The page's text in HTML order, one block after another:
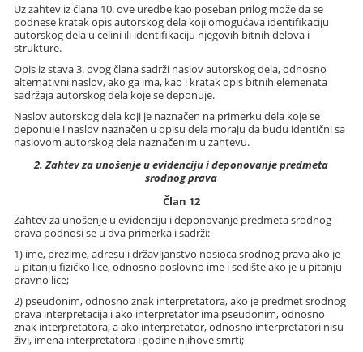
Uz zahtev iz člana 10. ove uredbe kao poseban prilog može da se
podnese kratak opis autorskog dela koji omogućava identifikaciju
autorskog dela u celini ili identifikaciju njegovih bitnih delova i
strukture.
Opis iz stava 3. ovog člana sadrži naslov autorskog dela, odnosno
alternativni naslov, ako ga ima, kao i kratak opis bitnih elemenata
sadržaja autorskog dela koje se deponuje.
Naslov autorskog dela koji je naznačen na primerku dela koje se
deponuje i naslov naznačen u opisu dela moraju da budu identični sa
naslovom autorskog dela naznačenim u zahtevu.
2. Zahtev za unošenje u evidenciju i deponovanje predmeta
srodnog prava
Član 12
Zahtev za unošenje u evidenciju i deponovanje predmeta srodnog
prava podnosi se u dva primerka i sadrži:
1) ime, prezime, adresu i državljanstvo nosioca srodnog prava ako je
u pitanju fizičko lice, odnosno poslovno ime i sedište ako je u pitanju
pravno lice;
2) pseudonim, odnosno znak interpretatora, ako je predmet srodnog
prava interpretacija i ako interpretator ima pseudonim, odnosno
znak interpretatora, a ako interpretator, odnosno interpretatori nisu
živi, imena interpretatora i godine njihove smrti;